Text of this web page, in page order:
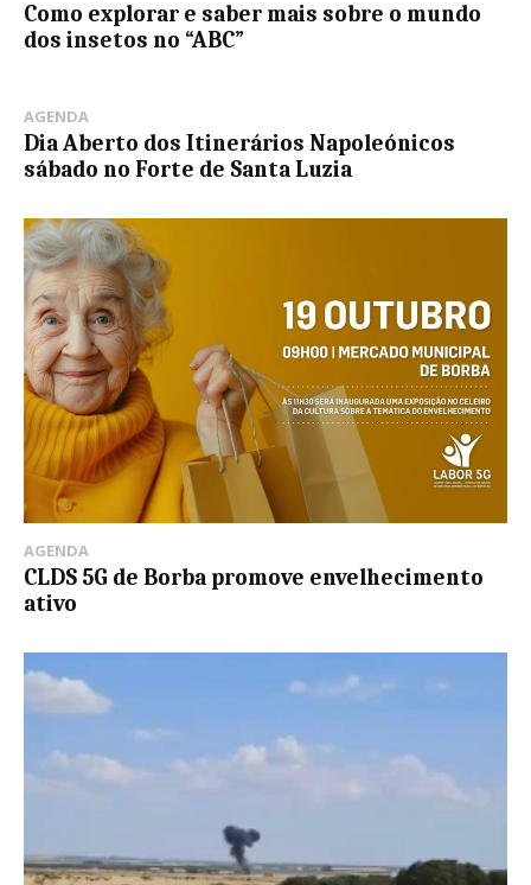
Como explorar e saber mais sobre o mundo
dos insetos no “ABC”
AGENDA
Dia Aberto dos Itinerários Napoleónicos
sábado no Forte de Santa Luzia
AGENDA
CLDS 5G de Borba promove envelhecimento
ativo